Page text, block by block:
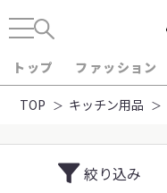
トップ ファッション
TOP キッチン用品
絞り込み